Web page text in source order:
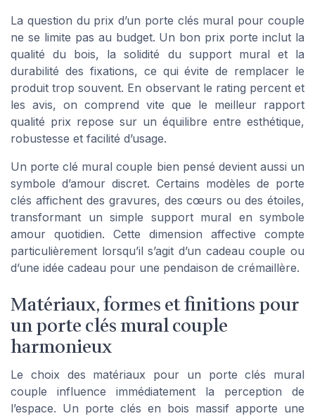
La question du prix d’un porte clés mural pour couple
ne se limite pas au budget. Un bon prix porte inclut la
qualité du bois, la solidité du support mural et la
durabilité des fixations, ce qui évite de remplacer le
produit trop souvent. En observant le rating percent et
les avis, on comprend vite que le meilleur rapport
qualité prix repose sur un équilibre entre esthétique,
robustesse et facilité d’usage.
Un porte clé mural couple bien pensé devient aussi un
symbole d’amour discret. Certains modèles de porte
clés affichent des gravures, des cœurs ou des étoiles,
transformant un simple support mural en symbole
amour quotidien. Cette dimension affective compte
particulièrement lorsqu’il s’agit d’un cadeau couple ou
d’une idée cadeau pour une pendaison de crémaillère.
Matériaux, formes et finitions pour
un porte clés mural couple
harmonieux
Le choix des matériaux pour un porte clés mural
couple influence immédiatement la perception de
l’espace. Un porte clés en bois massif apporte une